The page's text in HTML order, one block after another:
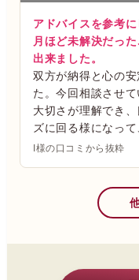
アドバイスを参考
月ほど未解決だっ
出来ました。
双方が納得と心の
た。今回相談させ
大切さが理解でき
ズに回る様になっ
I様の口コミから抜粋